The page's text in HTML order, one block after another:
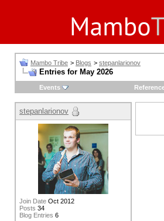
Mambo Tribe > Blogs > stepanlarionov
Entries for May 2026
Events
stepanlarionov
Join Date Oct 2012
Posts 34
Blog Entries 6